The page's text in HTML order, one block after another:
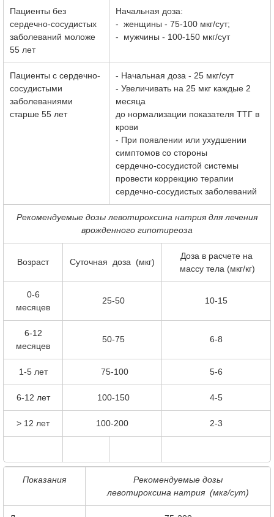
Пациенты без
сердечно-сосудистых
заболеваний моложе
55 лет
Начальная доза:
- женщины - 75-100 мкг/сут;
- мужчины - 100-150 мкг/сут
Пациенты с сердечно-
сосудистыми
заболеваниями
старше 55 лет
- Начальная доза - 25 мкг/сут
- Увеличивать на 25 мкг каждые 2
месяца
до нормализации показателя ТТГ в
крови
- При появлении или ухудшении
симптомов со стороны
сердечно-сосудистой системы
провести коррекцию терапии
сердечно-сосудистых заболеваний
Рекомендуемые дозы левотироксина натрия для лечения
врожденного гипотиреоза
Возраст Суточная доза (мкг)
Доза в расчете на
массу тела (мкг/кг)
0-6
месяцев
25-50 10-15
6-12
месяцев
50-75 6-8
1-5 лет 75-100 5-6
6-12 лет 100-150 4-5
> 12 лет 100-200 2-3
Показания
Рекомендуемые дозы
левотироксина натрия (мкг/сут)